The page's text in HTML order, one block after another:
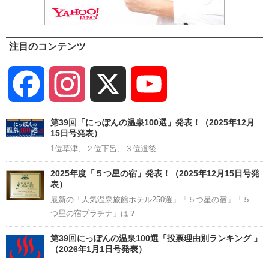
注目のコンテンツ
Facebook Instagram
Channel
第39回「にっぽんの温泉100選」発表！（2025年12月
15日号発表）
1位草津、２位下呂、３位道後
2025年度「５つ星の宿」発表！（2025年12月15日号発
表）
最新の「人気温泉旅館ホテル250選」「５つ星の宿」「５
つ星の宿プラチナ」は？
第39回にっぽんの温泉100選「投票理由別ランキング 」
（2026年1月1日号発表）